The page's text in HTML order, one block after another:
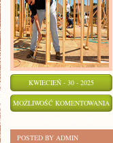
KWIECIEŃ - 30 - 2025
MOŻLIWOŚĆ KOMENTOWANIA
POSTED BY ADMIN